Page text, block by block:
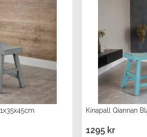
Kinapall Qiannan
1295 kr